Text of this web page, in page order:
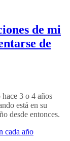
de mi
de
3 o 4 años
está en su
desde entonces.